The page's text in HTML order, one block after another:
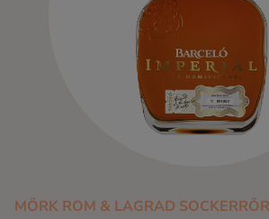
MÖRK ROM & LAGRAD